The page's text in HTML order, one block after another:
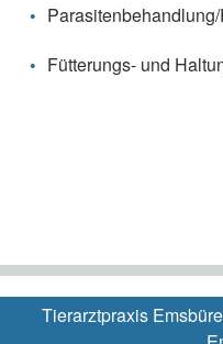
Fütterungs- und
Tierarztpraxis